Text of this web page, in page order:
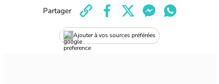
Ajouter à vos sources préférées
Partager